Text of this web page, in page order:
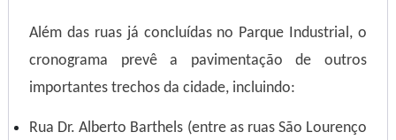
Além das ruas já concluídas no Parque Industrial, o
cronograma prevê a pavimentação de outros
importantes trechos da cidade, incluindo:
Rua Dr. Alberto Barthels (entre as ruas São Lourenço